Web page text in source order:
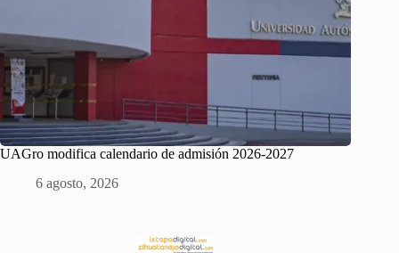
UAGro modifica calendario de admisión 2026-2027
6 agosto, 2026